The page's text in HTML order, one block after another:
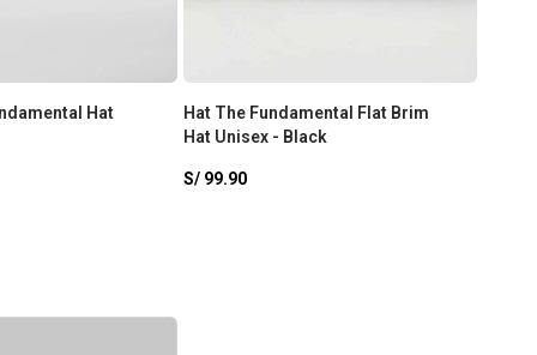
Hat
Hat The Fundamental Flat Brim
Hat Unisex - Black
S/ 99.90